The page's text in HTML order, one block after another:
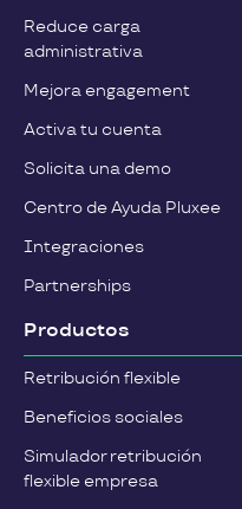
Reduce carga
administrativa
Mejora engagement
Activa tu cuenta
Solicita una demo
Centro de Ayuda Pluxee
Integraciones
Partnerships
Productos
Retribución flexible
Beneficios sociales
Simulador retribución
flexible empresa